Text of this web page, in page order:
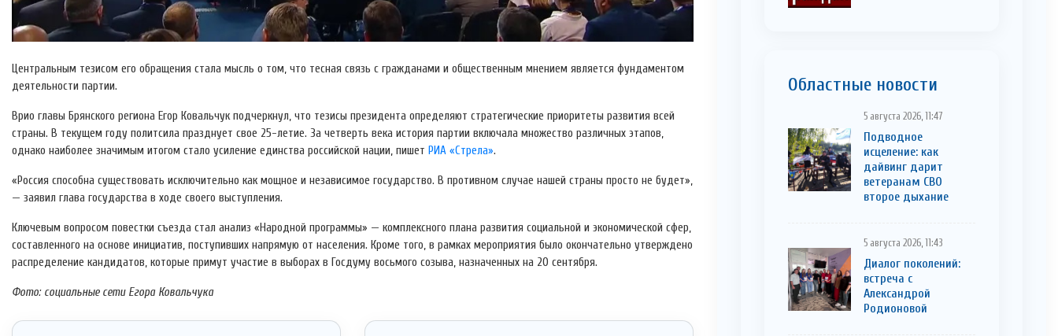
Центральным тезисом его обращения стала мысль о том, что тесная связь с гражданами и общественным мнением является фундаментом
деятельности партии.
Врио главы Брянского региона Егор Ковальчук подчеркнул, что тезисы президента определяют стратегические приоритеты развития всей
страны. В текущем году политсила празднует свое 25-летие. За четверть века история партии включала множество различных этапов,
однако наиболее значимым итогом стало усиление единства российской нации, пишет РИА «Стрела».
«Россия способна существовать исключительно как мощное и независимое государство. В противном случае нашей страны просто не будет»,
— заявил глава государства в ходе своего выступления.
Ключевым вопросом повестки съезда стал анализ «Народной программы» — комплексного плана развития социальной и экономической сфер,
составленного на основе инициатив, поступивших напрямую от населения. Кроме того, в рамках мероприятия было окончательно утверждено
распределение кандидатов, которые примут участие в выборах в Госдуму восьмого созыва, назначенных на 20 сентября.
Фото: социальные сети Егора Ковальчука
Областные новости
5 августа 2026, 11:47
Подводное
исцеление: как
дайвинг дарит
ветеранам СВО
второе дыхание
5 августа 2026, 11:43
Диалог поколений:
встреча с
Александрой
Родионовой